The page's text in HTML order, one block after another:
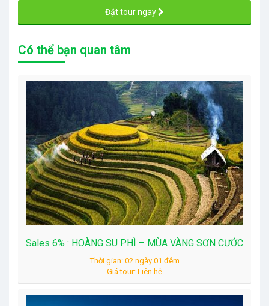
Đặt tour ngay
Có thể bạn quan tâm
Sales 6% : HOÀNG SU PHÌ – MÙA VÀNG SƠN CƯỚC
Thời gian: 02 ngày 01 đêm
Giá tour: Liên hệ